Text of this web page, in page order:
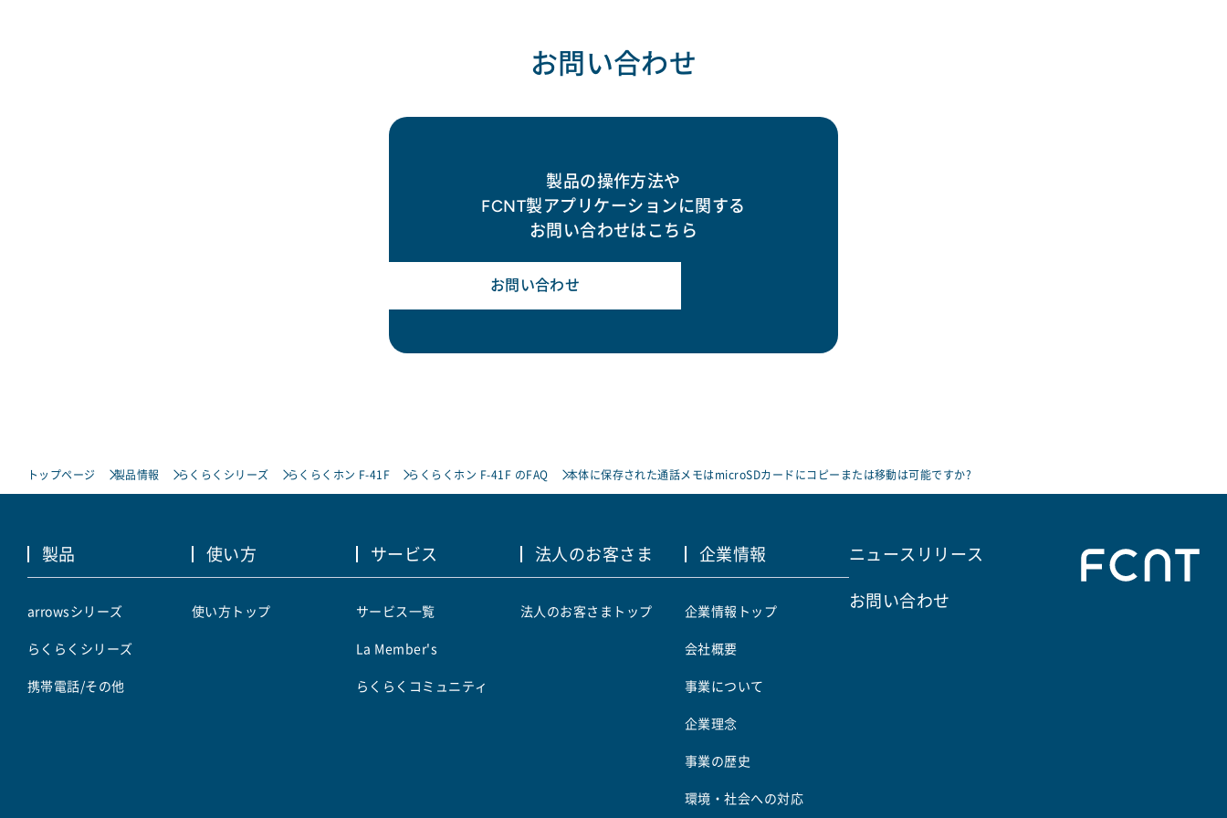
お問い合わせ
製品の操作方法や
FCNT製アプリケーションに関する
お問い合わせはこちら
お問い合わせ
トップページ 製品情報 らくらくシリーズ らくらくホン F-41F らくらくホン F-41F のFAQ 本体に保存された通話メモはmicroSDカードにコピーまたは移動は可能ですか?
製品
arrowsシリーズ
らくらくシリーズ
携帯電話/その他
使い方
使い方トップ
サービス
サービス一覧
La Member's
らくらくコミュニティ
法人のお客さま
法人のお客さまトップ
企業情報
企業情報トップ
会社概要
事業について
企業理念
事業の歴史
環境・社会への対応
ニュースリリース
お問い合わせ